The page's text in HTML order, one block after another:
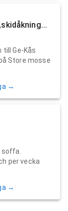
till Ge-Kås
Store mosse
→
per vecka
→